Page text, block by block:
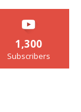
1,300
Subscribers